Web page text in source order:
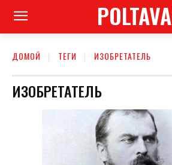
POLTAVA
ДОМОЙ ТЕГИ ИЗОБРЕТАТЕЛЬ
ИЗОБРЕТАТЕЛЬ